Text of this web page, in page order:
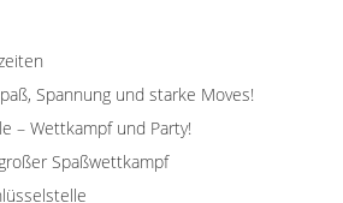
Spannung und starke Moves!
– Wettkampf und Party!
Spaßwettkampf